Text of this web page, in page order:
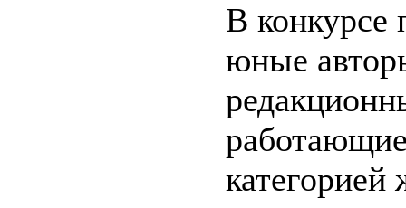
В конкурсе
юные
категорией